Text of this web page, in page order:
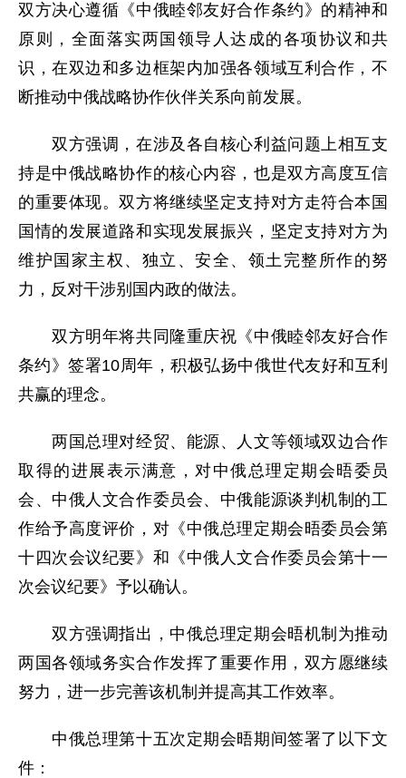
双方决心遵循《中俄睦邻友好合作条约》的精神和
原则，全面落实两国领导人达成的各项协议和共
识，在双边和多边框架内加强各领域互利合作，不
断推动中俄战略协作伙伴关系向前发展。
双方强调，在涉及各自核心利益问题上相互支
持是中俄战略协作的核心内容，也是双方高度互信
的重要体现。双方将继续坚定支持对方走符合本国
国情的发展道路和实现发展振兴，坚定支持对方为
维护国家主权、独立、安全、领土完整所作的努
力，反对干涉别国内政的做法。
双方明年将共同隆重庆祝《中俄睦邻友好合作
条约》签署10周年，积极弘扬中俄世代友好和互利
共赢的理念。
两国总理对经贸、能源、人文等领域双边合作
取得的进展表示满意，对中俄总理定期会晤委员
会、中俄人文合作委员会、中俄能源谈判机制的工
作给予高度评价，对《中俄总理定期会晤委员会第
十四次会议纪要》和《中俄人文合作委员会第十一
次会议纪要》予以确认。
双方强调指出，中俄总理定期会晤机制为推动
两国各领域务实合作发挥了重要作用，双方愿继续
努力，进一步完善该机制并提高其工作效率。
中俄总理第十五次定期会晤期间签署了以下文
件：